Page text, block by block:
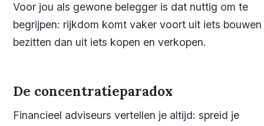
Voor jou als gewone belegger is dat nuttig om te
begrijpen: rijkdom komt vaker voort uit iets
bezitten dan uit iets kopen en verkopen.
De concentratieparadox
Financieel adviseurs vertellen je altijd: spreid je